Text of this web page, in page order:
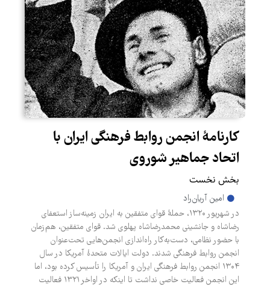
کارنامۀ انجمن روابط فرهنگی ایران با
اتحاد جماهیر شوروی
بخش نخست
امین آریان‌راد
در شهریور ۱۳۲۰، حملۀ قوای متفقین به ایران زمینه‌ساز استعفای
رضاشاه و جانشینی محمدرضاشاه پهلوی شد. قوای متفقین، هم‌زمان
با حضور نظامی، دست‌به‌کار راه‌اندازی انجمن‌هایی تحت‌عنوان
انجمن روابط فرهنگی شدند. دولت ایالات متحدۀ آمریکا در سال
۱۳۰۴ انجمن روابط فرهنگی ایران و آمریکا را تأسیس کرده بود، اما
این انجمن فعالیت خاصی نداشت تا اینکه در اواخر ۱۳۲۱ فعالیت